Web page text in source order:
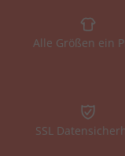
Alle Größen ein
SSL